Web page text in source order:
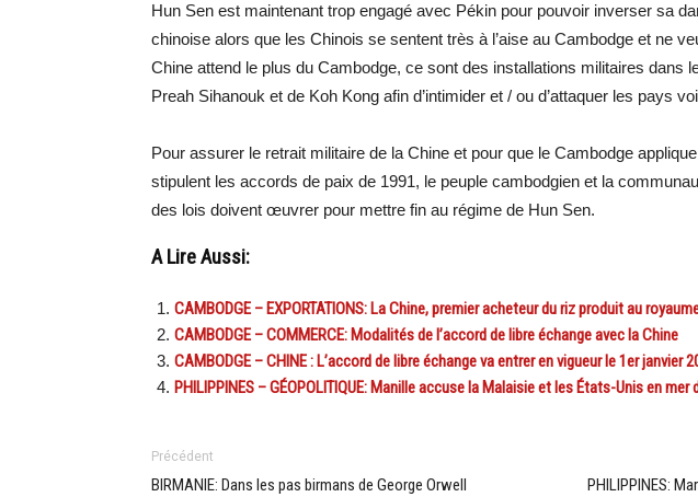
Hun Sen est maintenant trop engagé avec Pékin pour pouvoir inverser sa
chinoise alors que les Chinois se sentent très à l’aise au Cambodge et ne
Chine attend le plus du Cambodge, ce sont des installations militaires dans
Preah Sihanouk et de Koh Kong afin d’intimider et / ou d’attaquer les pays
Pour assurer le retrait militaire de la Chine et pour que le Cambodge
stipulent les accords de paix de 1991, le peuple cambodgien et la
des lois doivent œuvrer pour mettre fin au régime de Hun Sen.
A Lire Aussi:
CAMBODGE – EXPORTATIONS: La Chine, premier acheteur du riz produit au
CAMBODGE – COMMERCE: Modalités de l’accord de libre échange avec la Chine
CAMBODGE – CHINE : L’accord de libre échange va entrer en vigueur le 1er janvier
PHILIPPINES – GÉOPOLITIQUE: Manille accuse la Malaisie et les États-Unis en mer
Précédent
BIRMANIE: Dans les pas birmans de George Orwell
PHILIPPINES: